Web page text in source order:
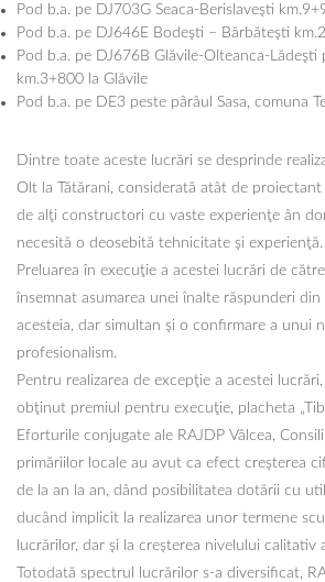
Pod b.a. pe DJ703G Seaca-Berislaveşti
Pod b.a. pe DJ646E Bodeşti – Bărbăteşti
Pod b.a. pe DJ676B Glăvile-Olteanca-Lădeşti
km.3+800 la Glăvile
Pod b.a. pe DE3 peste pârâul Sasa, comuna
Dintre toate aceste lucrări se desprinde
Olt la Tătărani, considerată atât de
de alţi constructori cu vaste experienţe ân
necesită o deosebită tehnicitate şi experienţă.
Preluarea în execuţie a acestei lucrări de către
însemnat asumarea unei înalte răspunderi
acesteia, dar simultan şi o confirmare a unui
profesionalism.
Pentru realizarea de excepţie a acestei lucrări,
obţinut premiul pentru execuţie, placheta
Eforturile conjugate ale RAJDP Vâlcea,
primăriilor locale au avut ca efect creşterea
de la an la an, dând posibilitatea dotării cu
ducând implicit la realizarea unor termene
lucrărilor, dar şi la creşterea nivelului calitativ
Totodată spectrul lucrărilor s-a diversificat,